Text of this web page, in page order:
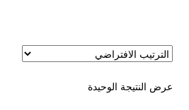
علاج سرعة القذف
كاندم سيليكون
عرض النتيجة الوحيدة